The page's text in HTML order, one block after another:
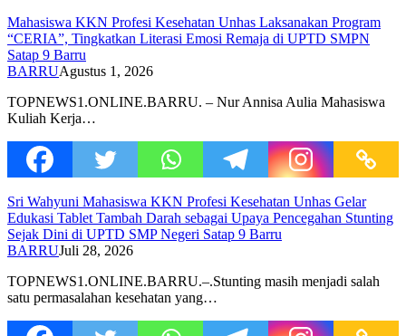
Mahasiswa KKN Profesi Kesehatan Unhas Laksanakan Program
“CERIA”, Tingkatkan Literasi Emosi Remaja di UPTD SMPN
Satap 9 Barru
BARRUAgustus 1, 2026
TOPNEWS1.ONLINE.BARRU. – Nur Annisa Aulia Mahasiswa
Kuliah Kerja…
Sri Wahyuni Mahasiswa KKN Profesi Kesehatan Unhas Gelar
Edukasi Tablet Tambah Darah sebagai Upaya Pencegahan Stunting
Sejak Dini di UPTD SMP Negeri Satap 9 Barru
BARRUJuli 28, 2026
TOPNEWS1.ONLINE.BARRU.–.Stunting masih menjadi salah
satu permasalahan kesehatan yang…